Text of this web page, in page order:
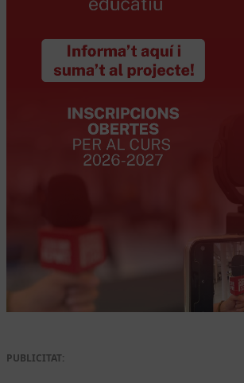
PUBLICITAT: